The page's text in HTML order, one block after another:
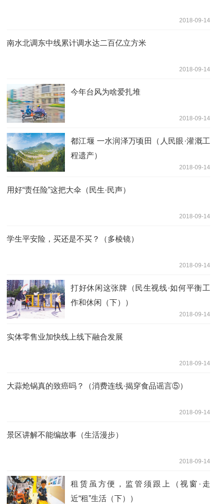
2018-09-14
南水北调东中线累计调水达二百亿立方米
2018-09-14
今年台风为啥爱扎堆
2018-09-14
都江堰 一水润泽万顷田（人民眼·灌溉工
程遗产）
2018-09-14
用好“责任险”这把大伞（民生·民声）
2018-09-14
学生平安险，买还是不买？（多棱镜）
2018-09-14
打好休闲这张牌（民生视线·如何平衡工
作和休闲（下））
2018-09-14
实体零售业加快线上线下融合发展
2018-09-14
大蒜炝锅真的致癌吗？（消费连线·揭穿食品谣言⑤）
2018-09-14
景区讲解不能编故事（生活漫步）
2018-09-14
租赁虽方便，监管须跟上（视窗·走
近“租”生活（下））